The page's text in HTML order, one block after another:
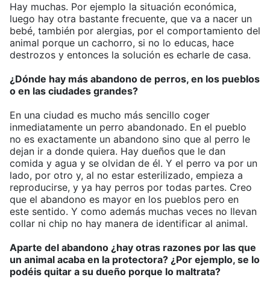
Hay muchas. Por ejemplo la situación económica,
luego hay otra bastante frecuente, que va a nacer un
bebé, también por alergias, por el comportamiento del
animal porque un cachorro, si no lo educas, hace
destrozos y entonces la solución es echarle de casa.
¿Dónde hay más abandono de perros, en los pueblos
o en las ciudades grandes?
En una ciudad es mucho más sencillo coger
inmediatamente un perro abandonado. En el pueblo
no es exactamente un abandono sino que al perro le
dejan ir a donde quiera. Hay dueños que le dan
comida y agua y se olvidan de él. Y el perro va por un
lado, por otro y, al no estar esterilizado, empieza a
reproducirse, y ya hay perros por todas partes. Creo
que el abandono es mayor en los pueblos pero en
este sentido. Y como además muchas veces no llevan
collar ni chip no hay manera de identificar al animal.
Aparte del abandono ¿hay otras razones por las que
un animal acaba en la protectora? ¿Por ejemplo, se lo
podéis quitar a su dueño porque lo maltrata?